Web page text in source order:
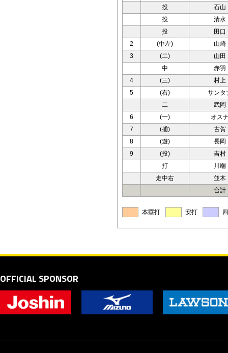
投
石山
投
清水
投
田口
2
(中左)
山崎
3
(二)
山田
中
赤羽
4
(三)
村上
5
(右)
サンタ
二
武岡
6
(一)
オス
7
(捕)
古賀
8
(遊)
長岡
9
(投)
吉村
打
川端
走中右
並木
合計
本塁打 安打
OFFICIAL SPONSOR